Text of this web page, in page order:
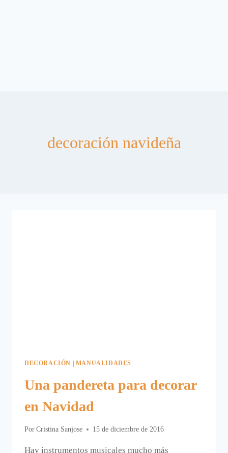
decoración navideña
DECORACIÓN | MANUALIDADES
Una pandereta para decorar
en Navidad
Por Cristina Sanjose 15 de diciembre de 2016
Hay instrumentos musicales mucho más